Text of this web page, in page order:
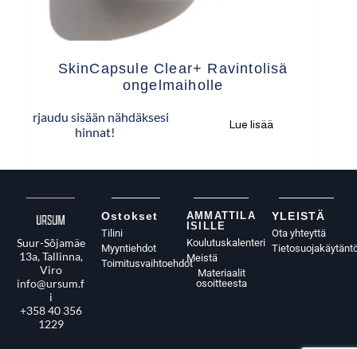
SkinCapsule Clear+ Ravintolisä
ongelmaiholle
Kirjaudu sisään nähdäksesi
hinnat!
Lue lisää
Suur-Sõjamäe
13a, Tallinna,
Viro
info@ursum.f
i
+358 40 356
1229
Ostokset
Tilini
Myyntiehdot
Toimitusvaihtoehdot
AMMATTILA
ISILLE
Koulutuskalenteri
Meistä
Materiaalit
osoitteesta
YLEISTÄ
Ota yhteyttä